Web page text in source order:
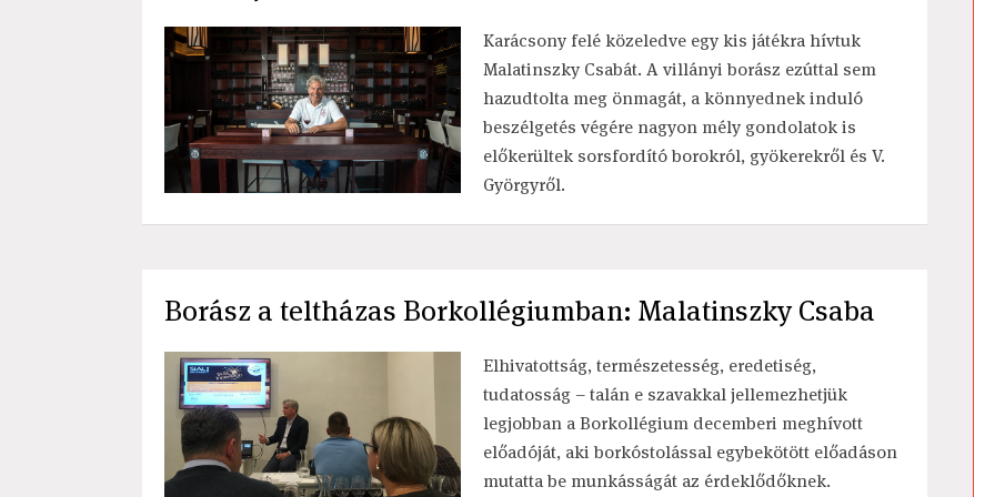
Karácsony felé közeledve egy kis játékra hívtuk
Malatinszky Csabát. A villányi borász ezúttal sem
hazudtolta meg önmagát, a könnyednek induló
beszélgetés végére nagyon mély gondolatok is
előkerültek sorsfordító borokról, gyökerekről és V.
Györgyről.
Borász a teltházas Borkollégiumban: Malatinszky Csaba
Elhivatottság, természetesség, eredetiség,
tudatosság – talán e szavakkal jellemezhetjük
legjobban a Borkollégium decemberi meghívott
előadóját, aki borkóstolással egybekötött előadáson
mutatta be munkásságát az érdeklődőknek.